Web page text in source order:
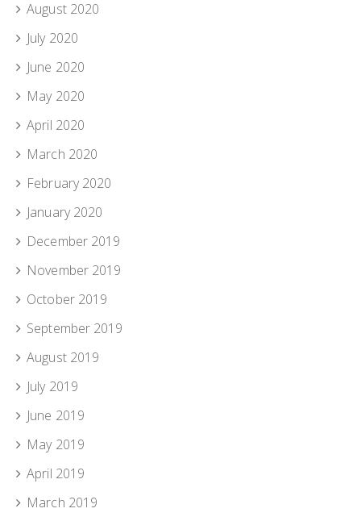
August 2020
July 2020
June 2020
May 2020
April 2020
March 2020
February 2020
January 2020
December 2019
November 2019
October 2019
September 2019
August 2019
July 2019
June 2019
May 2019
April 2019
March 2019